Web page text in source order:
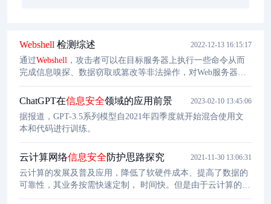
Webshell 检测综述 2022-12-13 16:15:17
通过Webshell ，攻击者可以在目标服务器上执行一些命令从而
完成信息嗅探、数据窃取或篡改等非法操作，对Web服务器造
成巨大危害。Webshell恶意软件是一种长期存在的普遍威胁，
能够绕过很多安全工具的检测。许多研究人员在Webshell检测
领域进行了深入研究，并提出了一些卓有成效的方法。本文以
PHPWebshell 为例。
ChatGPT在信息安全领域的应用前景 2023-02-10 13:45:06
据报道，GPT-3.5系列模型自2021年四季度就开始混合使用文
本和代码进行训练。
云计算网络信息安全防护思路探究 2021-11-30 13:06:31
云计算的发展及普及应用，降低了软硬件成本、提高了数据的
可靠性，其业务按需快速定制， 时间快。但是由于云计算的开
放及共享虚拟特性，使得存贮其上的信息必然面临信息安全的